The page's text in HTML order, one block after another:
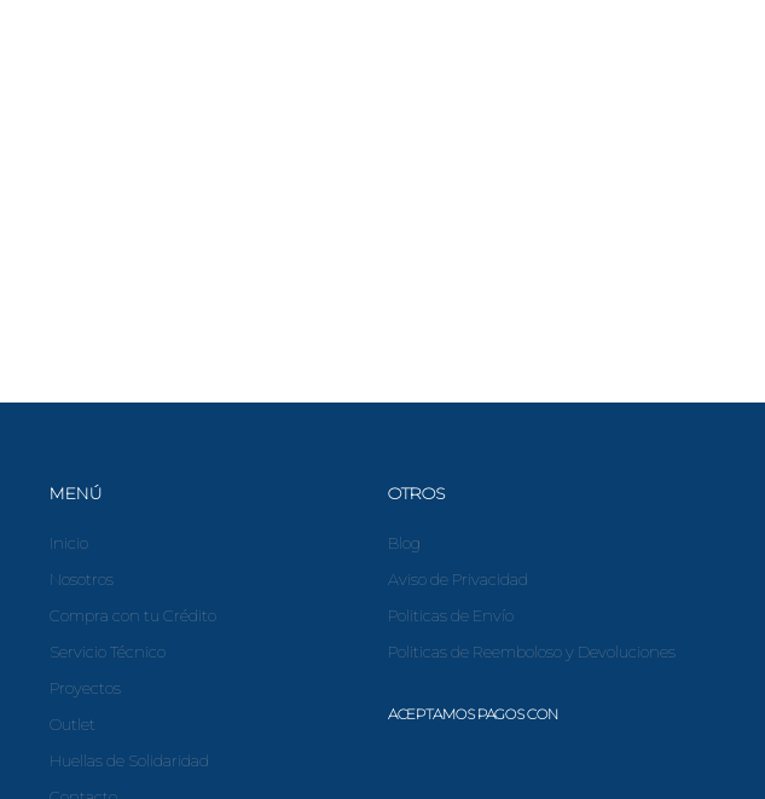
MENÚ
Inicio
Nosotros
Compra con tu Crédito
Servicio Técnico
Proyectos
Outlet
Huellas de Solidaridad
OTROS
Blog
Aviso de Privacidad
Politicas de Envío
Politicas de Reemboloso y Devoluciones
ACEPTAMOS PAGOS CON